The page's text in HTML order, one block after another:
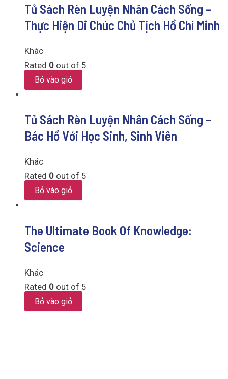
Tủ Sách Rèn Luyện Nhân Cách Sống –
Thực Hiện Di Chúc Chủ Tịch Hồ Chí Minh
Khác
Rated 0 out of 5
Bỏ vào giỏ
Tủ Sách Rèn Luyện Nhân Cách Sống –
Bác Hồ Với Học Sinh, Sinh Viên
Khác
Rated 0 out of 5
Bỏ vào giỏ
The Ultimate Book Of Knowledge:
Science
Khác
Rated 0 out of 5
Bỏ vào giỏ